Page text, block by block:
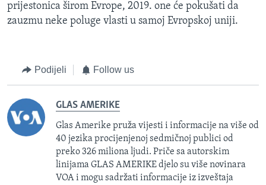
prijestonica širom Evrope, 2019. one će pokušati da
zauzmu neke poluge vlasti u samoj Evropskoj uniji.
Podijeli Follow us
GLAS AMERIKE
Glas Amerike pruža vijesti i informacije na više od
40 jezika procijenjenoj sedmičnoj publici od
preko 326 miliona ljudi. Priče sa autorskim
linijama GLAS AMERIKE djelo su više novinara
VOA i mogu sadržati informacije iz izveštaja